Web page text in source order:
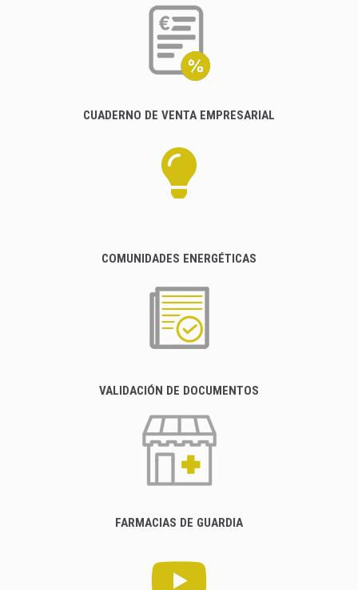
CUADERNO DE VENTA EMPRESARIAL
COMUNIDADES ENERGÉTICAS
VALIDACIÓN DE DOCUMENTOS
FARMACIAS DE GUARDIA